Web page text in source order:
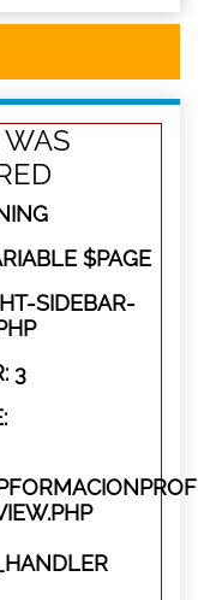
WAS
$PAGE
SIDEBAR-
3